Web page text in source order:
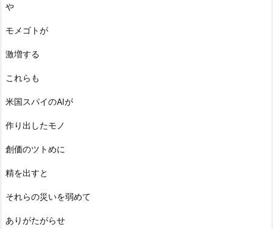
や
モメゴトが
激増する
これらも
米国スパイのAIが
作り出したモノ
創価のツトめに
精を出すと
それらの災いを弱めて
ありがたがらせ